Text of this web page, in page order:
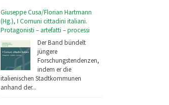
Giuseppe Cusa/Florian Hartmann
(Hg.), I Comuni cittadini italiani.
Protagonisti – artefatti – processi
Der Band bündelt
jüngere
Forschungstendenzen,
indem er die
italienischen Stadtkommunen
anhand der...